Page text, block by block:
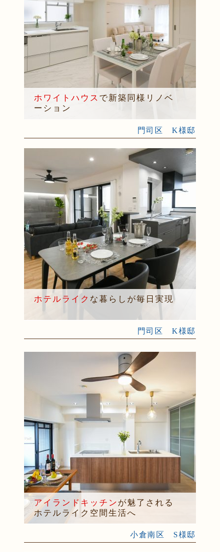
ホワイトハウス で新築同様リノベ
ーション
門司区 K様邸
ホテルライク な暮らしが毎日実現
門司区 K様邸
アイランドキッチン が魅了される
ホテルライク空間生活へ
小倉南区 S様邸